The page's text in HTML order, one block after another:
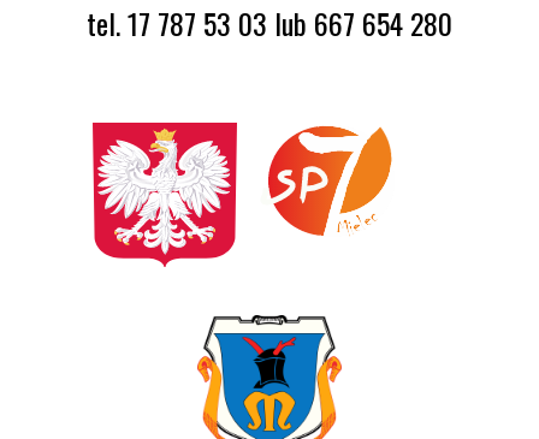
tel. 17 787 53 03 lub 667 654 280